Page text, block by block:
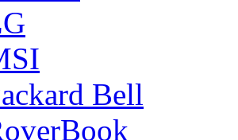
Bell